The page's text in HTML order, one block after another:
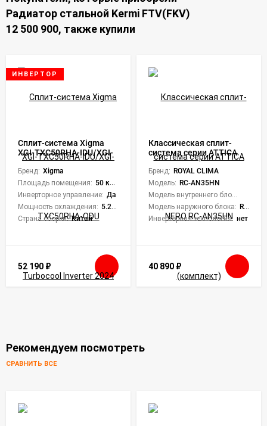
Радиатор стальной Kermi FTV(FKV)
12 500 900, также купили
ИНВЕРТОР
Сплит-система Xigma
XGI-TXC50RHA-IDU/XGI-
TXC50RHA-ODU
Turbocool Inverter 2024
Бренд: Xigma
Площадь помещения: 50 кв. м.
Инверторное управление: Да
Мощность охлаждения: 5.28 кВт
Страна сборки: Китай
52 190 ₽
Классическая сплит-
система серии ATTICA
NERO RC-AN35HN
(комплект)
Бренд: ROYAL CLIMA
Модель: RC-AN35HN
Модель внутреннего блока:
Модель наружного блока: RC-AN35HN/OUT
Инверторная технология: нет
40 890 ₽
Рекомендуем посмотреть
СРАВНИТЬ ВСЕ